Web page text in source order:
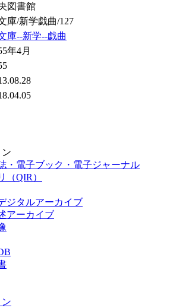
図書館
庫/新学戯曲/127
庫--新学--戯曲
年4月
・電子ブック・電子ジャーナル
（QIR）
ジタルアーカイブ
アーカイブ